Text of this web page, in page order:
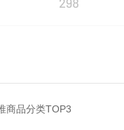
商品分类TOP3